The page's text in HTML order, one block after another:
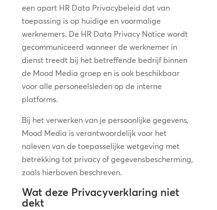
een apart HR Data Privacybeleid dat van
toepassing is op huidige en voormalige
werknemers. De HR Data Privacy Notice wordt
gecommuniceerd wanneer de werknemer in
dienst treedt bij het betreffende bedrijf binnen
de Mood Media groep en is ook beschikbaar
voor alle personeelsleden op de interne
platforms.
Bij het verwerken van je persoonlijke gegevens,
Mood Media is verantwoordelijk voor het
naleven van de toepasselijke wetgeving met
betrekking tot privacy of gegevensbescherming,
zoals hierboven beschreven.
Wat deze Privacyverklaring niet
dekt